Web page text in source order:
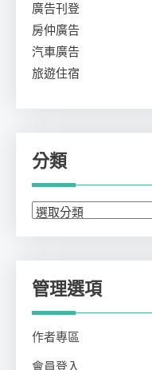
廣告刊登
房仲廣告
汽車廣告
旅遊住宿
分類
分
管理選項
作者專區
會員登入